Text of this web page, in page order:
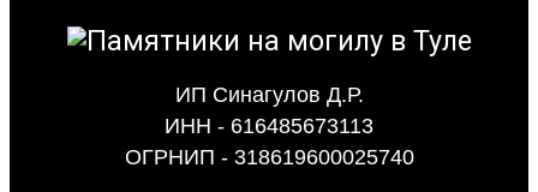
ИП Синагулов Д.Р.
ИНН - 616485673113
ОГРНИП - 318619600025740